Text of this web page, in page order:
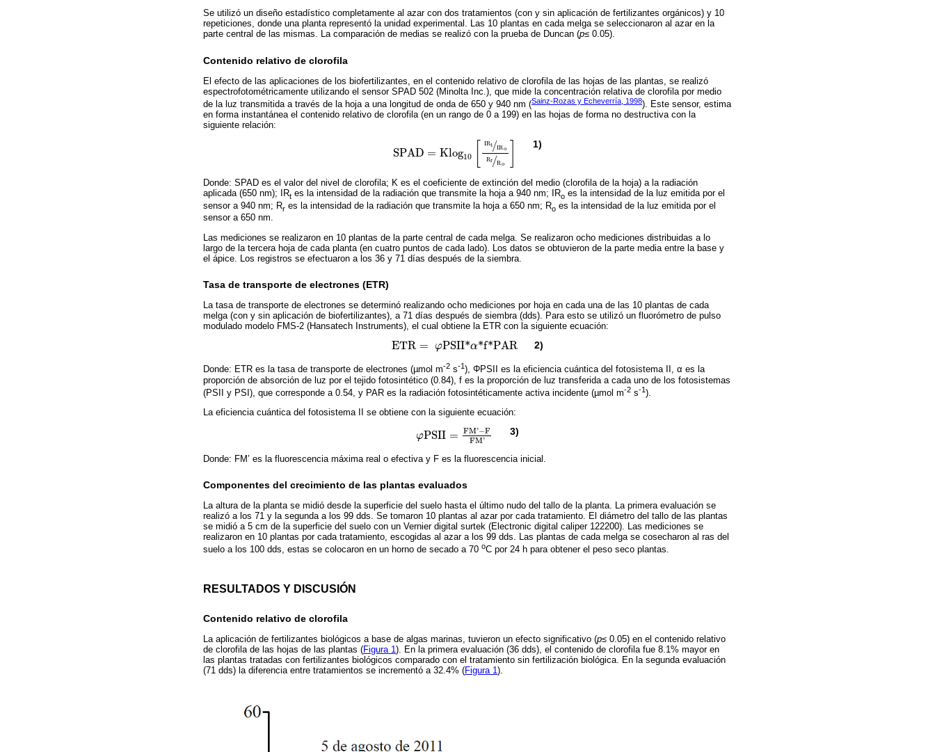
Se utilizó un diseño estadístico completamente al azar con dos tratamientos (con y sin aplicación de fertilizantes orgánicos) y 10
repeticiones, donde una planta representó la unidad experimental. Las 10 plantas en cada melga se seleccionaron al azar en la
parte central de las mismas. La comparación de medias se realizó con la prueba de Duncan (p≤ 0.05).
Contenido relativo de clorofila
El efecto de las aplicaciones de los biofertilizantes, en el contenido relativo de clorofila de las hojas de las plantas, se realizó
espectrofotométricamente utilizando el sensor SPAD 502 (Minolta Inc.), que mide la concentración relativa de clorofila por medio
de la luz transmitida a través de la hoja a una longitud de onda de 650 y 940 nm (Sainz-Rozas y Echeverría, 1998). Este sensor, estima
en forma instantánea el contenido relativo de clorofila (en un rango de 0 a 199) en las hojas de forma no destructiva con la
siguiente relación:
SPAD = Klog10
IRt IR o
/
Rr Ro
/
SPAD=Klo g10IRtIR RrRo
1)
Donde: SPAD es el valor del nivel de clorofila; K es el coeficiente de extinción del medio (clorofila de la hoja) a la radiación
aplicada (650 nm); IRt es la intensidad de la radiación que transmite la hoja a 940 nm; IRo es la intensidad de la luz emitida por el
sensor a 940 nm; Rr es la intensidad de la radiación que transmite la hoja a 650 nm; Ro es la intensidad de la luz emitida por el
sensor a 650 nm.
Las mediciones se realizaron en 10 plantas de la parte central de cada melga. Se realizaron ocho mediciones distribuidas a lo
largo de la tercera hoja de cada planta (en cuatro puntos de cada lado). Los datos se obtuvieron de la parte media entre la base y
el ápice. Los registros se efectuaron a los 36 y 71 días después de la siembra.
Tasa de transporte de electrones (ETR)
La tasa de transporte de electrones se determinó realizando ocho mediciones por hoja en cada una de las 10 plantas de cada
melga (con y sin aplicación de biofertilizantes), a 71 días después de siembra (dds). Para esto se utilizó un fluorómetro de pulso
modulado modelo FMS-2 (Hansatech Instruments), el cual obtiene la ETR con la siguiente ecuación:
ETR = φPSII*α*f*PAR
ETR= φP SII*α*f*PAR 2)
Donde: ETR es la tasa de transporte de electrones (µmol m-2 s-1 ), ΦPSII es la eficiencia cuántica del fotosistema II, α es la
proporción de absorción de luz por el tejido fotosintético (0.84), f es la proporción de luz transferida a cada uno de los fotosistemas
(PSII y PSI), que corresponde a 0.54, y PAR es la radiación fotosintéticamente activa incidente (µmol m-2 s-1).
La eficiencia cuántica del fotosistema II se obtiene con la siguiente ecuación:
φPSII = FM’−F
FM’
φPSII= FM ’-FFM’ 3)
Donde: FM’ es la fluorescencia máxima real o efectiva y F es la fluorescencia inicial.
Componentes del crecimiento de las plantas evaluados
La altura de la planta se midió desde la superficie del suelo hasta el último nudo del tallo de la planta. La primera evaluación se
realizó a los 71 y la segunda a los 99 dds. Se tomaron 10 plantas al azar por cada tratamiento. El diámetro del tallo de las plantas
se midió a 5 cm de la superficie del suelo con un Vernier digital surtek (Electronic digital caliper 122200). Las mediciones se
realizaron en 10 plantas por cada tratamiento, escogidas al azar a los 99 dds. Las plantas de cada melga se cosecharon al ras del
suelo a los 100 dds, estas se colocaron en un horno de secado a 70 oC por 24 h para obtener el peso seco plantas.
RESULTADOS Y DISCUSIÓN
Contenido relativo de clorofila
La aplicación de fertilizantes biológicos a base de algas marinas, tuvieron un efecto significativo (p≤ 0.05) en el contenido relativo
de clorofila de las hojas de las plantas (Figura 1). En la primera evaluación (36 dds), el contenido de clorofila fue 8.1% mayor en
las plantas tratadas con fertilizantes biológicos comparado con el tratamiento sin fertilización biológica. En la segunda evaluación
(71 dds) la diferencia entre tratamientos se incrementó a 32.4% (Figura 1).